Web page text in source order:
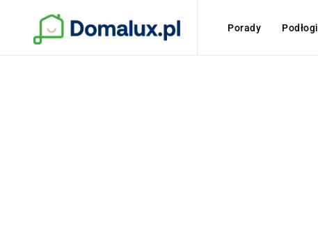
Porady Podłogi